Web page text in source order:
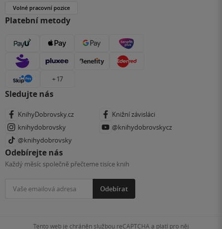
Volné pracovní pozice
Platební metody
+ 17
Sledujte nás
KnihyDobrovsky.cz
Knižní závisláci
knihydobrovsky
@knihydobrovskycz
@knihydobrovsky
Odebírejte nás
Každý měsíc společně přečteme tisíce knih
Odebírat
Tento web je chráněn službou reCAPTCHA a platí pro něj